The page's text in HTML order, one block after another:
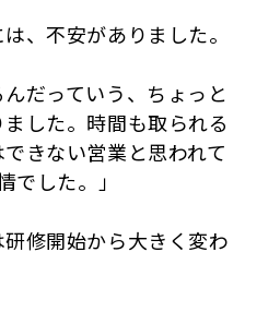
、不安がありました。
だっていう、ちょっと
した。時間も取られる
きない営業と思われて
でした。」
修開始から大きく変わ